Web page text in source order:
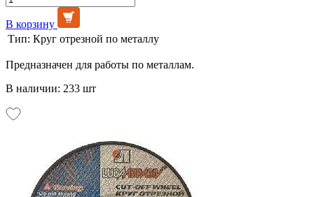
В корзину
Тип: Круг отрезной по металлу
Предназначен для работы по металлам.
В наличии: 233 шт